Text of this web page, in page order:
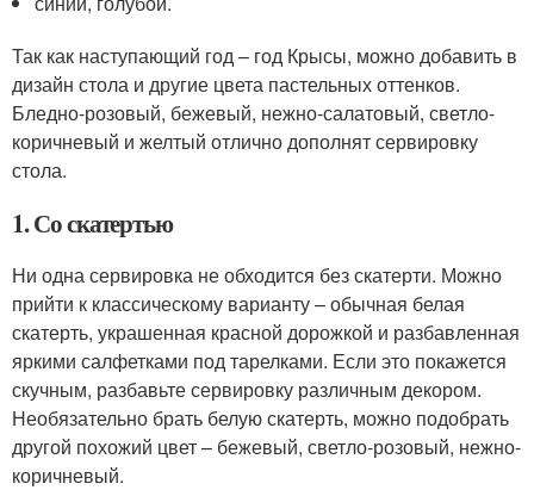
Так как наступающий год – год Крысы, можно добавить в
дизайн стола и другие цвета пастельных оттенков.
Бледно-розовый, бежевый, нежно-салатовый, светло-
коричневый и желтый отлично дополнят сервировку
стола.
1. Со скатертью
Ни одна сервировка не обходится без скатерти. Можно
прийти к классическому варианту – обычная белая
скатерть, украшенная красной дорожкой и разбавленная
яркими салфетками под тарелками. Если это покажется
скучным, разбавьте сервировку различным декором.
Необязательно брать белую скатерть, можно подобрать
другой похожий цвет – бежевый, светло-розовый, нежно-
коричневый.